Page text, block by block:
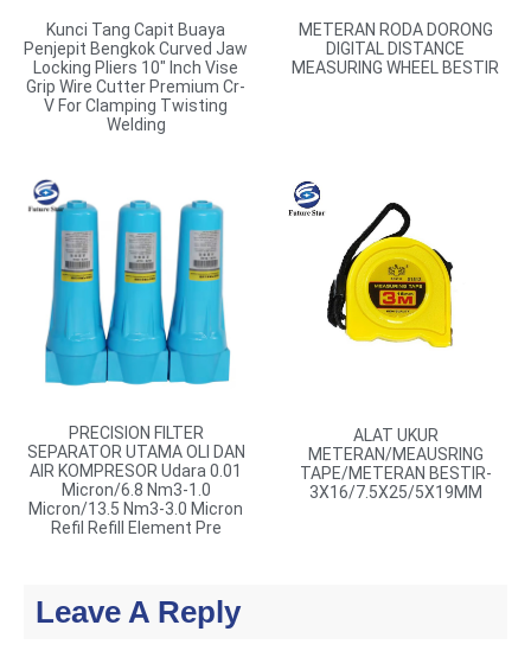
Kunci Tang Capit Buaya
Penjepit Bengkok Curved Jaw
Locking Pliers 10″ Inch Vise
Grip Wire Cutter Premium Cr-
V For Clamping Twisting
Welding
METERAN RODA DORONG
DIGITAL DISTANCE
MEASURING WHEEL BESTIR
PRECISION FILTER
SEPARATOR UTAMA OLI DAN
AIR KOMPRESOR Udara 0.01
Micron/6.8 Nm3-1.0
Micron/13.5 Nm3-3.0 Micron
Refil Refill Element Pre
ALAT UKUR
METERAN/MEAUSRING
TAPE/METERAN BESTIR-
3X16/7.5X25/5X19MM
Leave A Reply